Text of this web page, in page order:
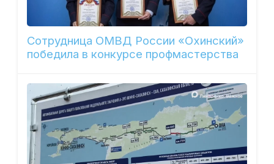
Сотрудница ОМВД России «Охинский»
победила в конкурсе профмастерства